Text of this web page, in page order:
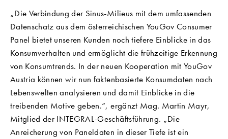
„Die Verbindung der Sinus-Milieus mit dem umfassenden
Datenschatz aus dem österreichischen YouGov Consumer
Panel bietet unseren Kunden noch tiefere Einblicke in das
Konsumverhalten und ermöglicht die frühzeitige Erkennung
von Konsumtrends. In der neuen Kooperation mit YouGov
Austria können wir nun faktenbasierte Konsumdaten nach
Lebenswelten analysieren und damit Einblicke in die
treibenden Motive geben.“, ergänzt Mag. Martin Mayr,
Mitglied der INTEGRAL-Geschäftsführung. „Die
Anreicherung von Paneldaten in dieser Tiefe ist ein